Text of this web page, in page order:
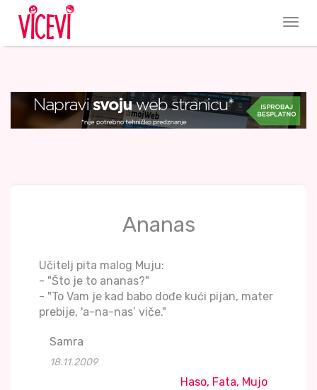
Ananas
Učitelj pita malog Muju:
- "Što je to ananas?"
- "To Vam je kad babo dođe kući pijan, mater
prebije, 'a-na-nas’ viče."
Samra
18.11.2009
Haso, Fata, Mujo